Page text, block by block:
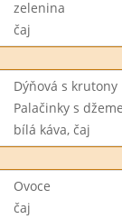
zelenina
čaj
Dýňová s krutony
Palačinky s
bílá káva, čaj
Ovoce
čaj